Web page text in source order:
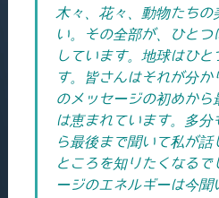
木々、花々、動物たちの
い。その全部が、ひと
しています。地球はひ
す。皆さんはそれが分
のメッセージの初めから
は恵まれています。多分
ら最後まで聞いて私が
ところを知りたくなる
ージのエネルギーは今聞